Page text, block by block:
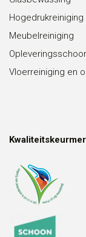
Hogedrukreiniging
Meubelreiniging
Vloerreiniging en